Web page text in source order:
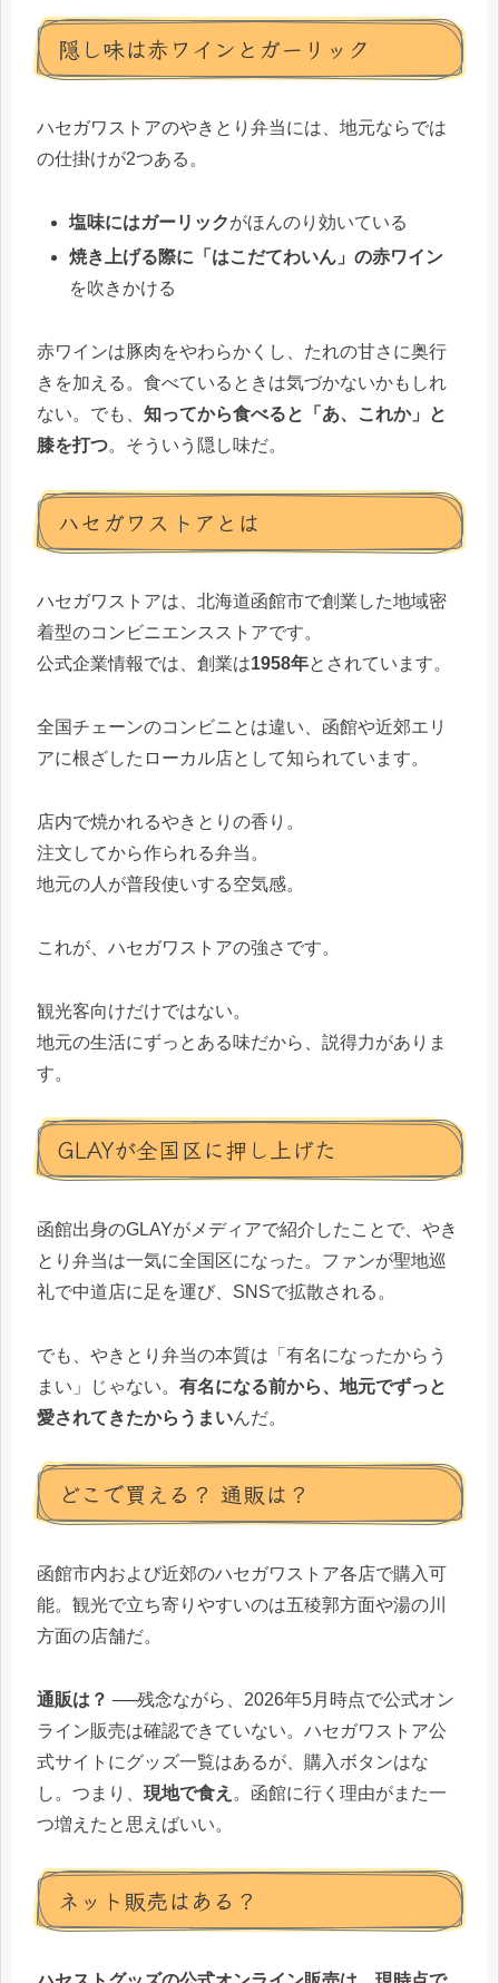
隠し味は赤ワインとガーリック
ハセガワストアのやきとり弁当には、地元ならでは
の仕掛けが2つある。
塩味にはガーリックがほんのり効いている
焼き上げる際に「はこだてわいん」の赤ワイン
を吹きかける
赤ワインは豚肉をやわらかくし、たれの甘さに奥行
きを加える。食べているときは気づかないかもしれ
ない。でも、 知ってから食べると「あ、これか」と
膝を打つ。そういう隠し味だ。
ハセガワストアとは
ハセガワストアは、北海道函館市で創業した地域密
着型のコンビニエンスストアです。
公式企業情報では、創業は1958年とされています。
全国チェーンのコンビニとは違い、函館や近郊エリ
アに根ざしたローカル店として知られています。
店内で焼かれるやきとりの香り。
注文してから作られる弁当。
地元の人が普段使いする空気感。
これが、ハセガワストアの強さです。
観光客向けだけではない。
地元の生活にずっとある味だから、説得力がありま
す。
GLAYが全国区に押し上げた
函館出身のGLAYがメディアで紹介したことで、やき
とり弁当は一気に全国区になった。ファンが聖地巡
礼で中道店に足を運び、SNSで拡散される。
でも、やきとり弁当の本質は「有名になったからう
まい」じゃない。 有名になる前から、地元でずっと
愛されてきたからうまいんだ。
どこで買える？ 通販は？
函館市内および近郊のハセガワストア各店で購入可
能。観光で立ち寄りやすいのは五稜郭方面や湯の川
方面の店舗だ。
通販は？ ──残念ながら、2026年5月時点で公式オン
ライン販売は確認できていない。ハセガワストア公
式サイトにグッズ一覧はあるが、購入ボタンはな
し。つまり、 現地で食え 。函館に行く理由がまた一
つ増えたと思えばいい。
ネット販売はある？